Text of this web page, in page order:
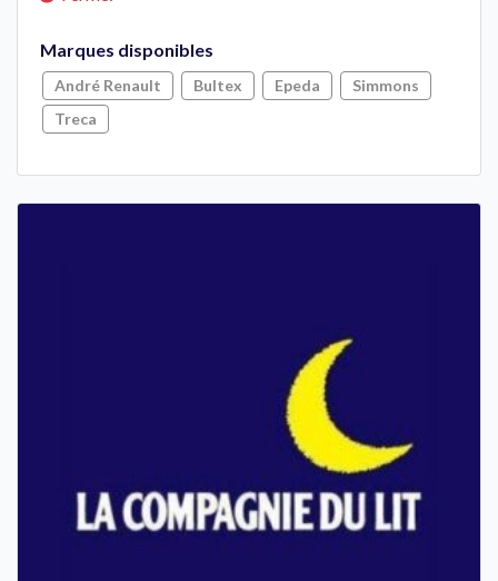
Marques disponibles
André Renault Bultex Epeda
Simmons
Treca